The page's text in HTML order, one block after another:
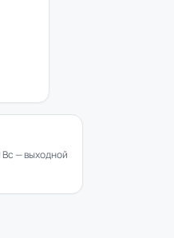
Вс — выходной